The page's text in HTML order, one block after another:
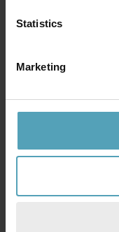
Statistics
Marketing
PR HOME
Solo 23cm vägglampa